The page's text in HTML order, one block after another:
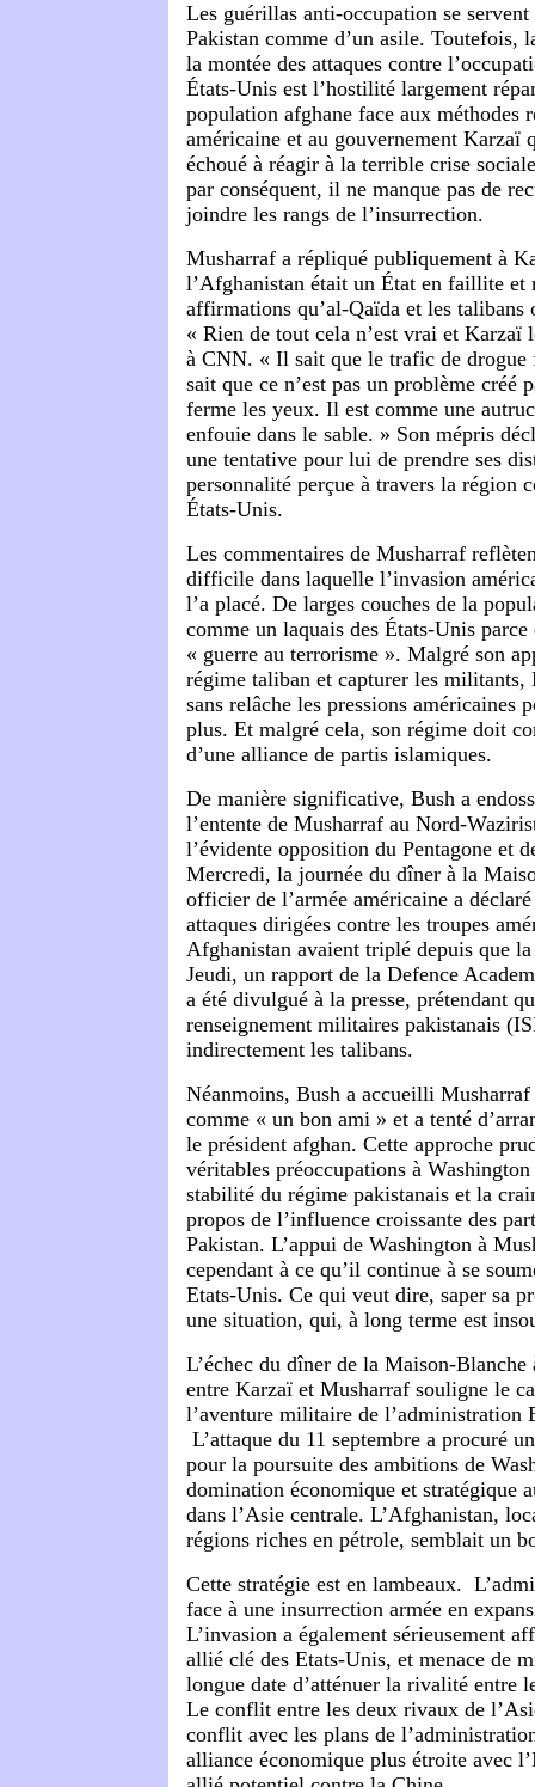
Les guérillas anti-occupation se servent
Pakistan comme d’un asile. Toutefois,
la montée des attaques contre
États-Unis est l’hostilité largement
population afghane face aux méthodes
américaine et au gouvernement Karzaï
échoué à réagir à la terrible crise
par conséquent, il ne manque pas de
joindre les rangs de l’insurrection.
Musharraf a répliqué publiquement à
l’Afghanistan était un État en faillite et
affirmations qu’al-Qaïda et les talibans
« Rien de tout cela n’est vrai et
à CNN. « Il sait que le trafic de drogue
sait que ce n’est pas un problème créé
ferme les yeux. Il est comme une
enfouie dans le sable. » Son mépris
une tentative pour lui de prendre ses
personnalité perçue à travers la région
États-Unis.
Les commentaires de Musharraf
difficile dans laquelle l’invasion
l’a placé. De larges couches de la
comme un laquais des États-Unis
« guerre au terrorisme ». Malgré son
régime taliban et capturer les
sans relâche les pressions américaines
plus. Et malgré cela, son régime doit
d’une alliance de partis islamiques.
De manière significative, Bush a
l’entente de Musharraf au Nord-
l’évidente opposition du Pentagone et
Mercredi, la journée du dîner à la
officier de l’armée américaine a
attaques dirigées contre les troupes
Afghanistan avaient triplé depuis que
Jeudi, un rapport de la Defence
a été divulgué à la presse, prétendant
renseignement militaires pakistanais
indirectement les talibans.
Néanmoins, Bush a accueilli
comme « un bon ami » et a tenté
le président afghan. Cette approche
véritables préoccupations à
stabilité du régime pakistanais et la
propos de l’influence croissante des
Pakistan. L’appui de Washington à
cependant à ce qu’il continue à se
Etats-Unis. Ce qui veut dire, saper sa
une situation, qui, à long terme est
L’échec du dîner de la Maison-
entre Karzaï et Musharraf souligne le
l’aventure militaire de l’administration
L’attaque du 11 septembre a procuré
pour la poursuite des ambitions de
domination économique et stratégique
dans l’Asie centrale. L’Afghanistan,
régions riches en pétrole, semblait un
Cette stratégie est en lambeaux.
face à une insurrection armée en
L’invasion a également sérieusement
allié clé des Etats-Unis, et menace de
longue date d’atténuer la rivalité entre
Le conflit entre les deux rivaux de
conflit avec les plans de
alliance économique plus étroite avec